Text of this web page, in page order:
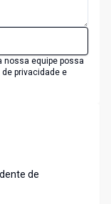
nossa equipe possa
privacidade e
de